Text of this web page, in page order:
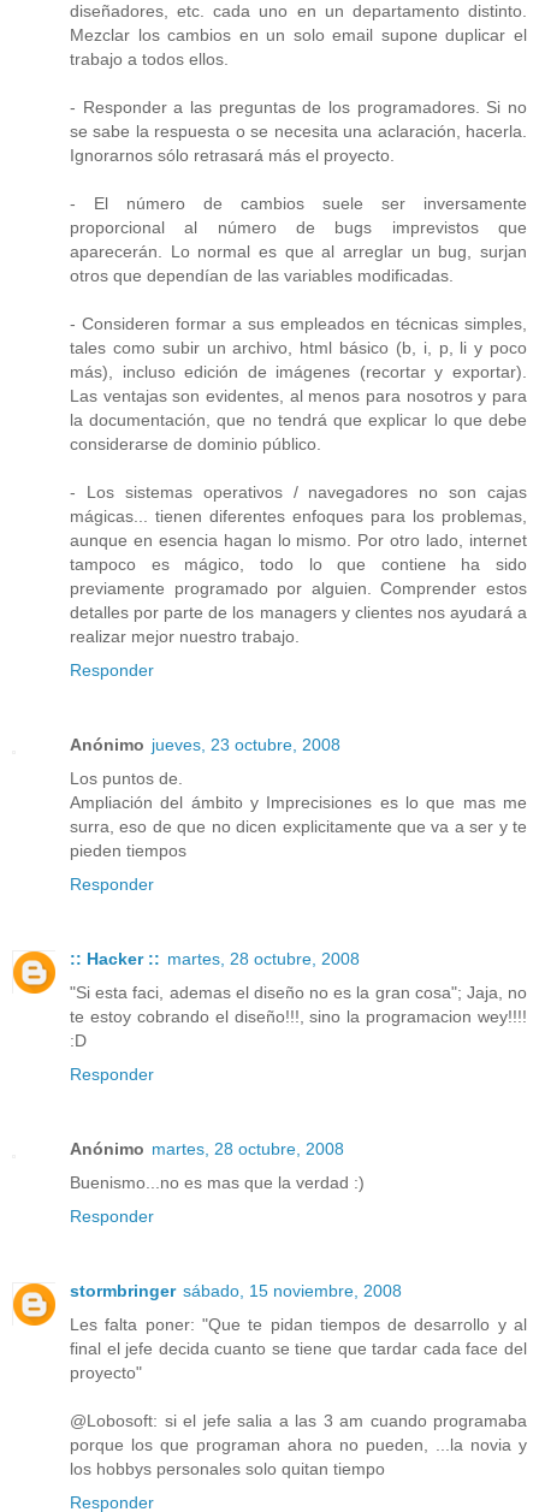
diseñadores, etc. cada uno en un departamento distinto.
Mezclar los cambios en un solo email supone duplicar el
trabajo a todos ellos.
- Responder a las preguntas de los programadores. Si no
se sabe la respuesta o se necesita una aclaración, hacerla.
Ignorarnos sólo retrasará más el proyecto.
- El número de cambios suele ser inversamente
proporcional al número de bugs imprevistos que
aparecerán. Lo normal es que al arreglar un bug, surjan
otros que dependían de las variables modificadas.
- Consideren formar a sus empleados en técnicas simples,
tales como subir un archivo, html básico (b, i, p, li y poco
más), incluso edición de imágenes (recortar y exportar).
Las ventajas son evidentes, al menos para nosotros y para
la documentación, que no tendrá que explicar lo que debe
considerarse de dominio público.
- Los sistemas operativos / navegadores no son cajas
mágicas... tienen diferentes enfoques para los problemas,
aunque en esencia hagan lo mismo. Por otro lado, internet
tampoco es mágico, todo lo que contiene ha sido
previamente programado por alguien. Comprender estos
detalles por parte de los managers y clientes nos ayudará a
realizar mejor nuestro trabajo.
Responder
Anónimo jueves, 23 octubre, 2008
Los puntos de.
Ampliación del ámbito y Imprecisiones es lo que mas me
surra, eso de que no dicen explicitamente que va a ser y te
pieden tiempos
Responder
:: Hacker :: martes, 28 octubre, 2008
"Si esta faci, ademas el diseño no es la gran cosa"; Jaja, no
te estoy cobrando el diseño!!!, sino la programacion wey!!!!
:D
Responder
Anónimo martes, 28 octubre, 2008
Buenismo...no es mas que la verdad :)
Responder
stormbringer sábado, 15 noviembre, 2008
Les falta poner: "Que te pidan tiempos de desarrollo y al
final el jefe decida cuanto se tiene que tardar cada face del
proyecto"
@Lobosoft: si el jefe salia a las 3 am cuando programaba
porque los que programan ahora no pueden, ...la novia y
los hobbys personales solo quitan tiempo
Responder